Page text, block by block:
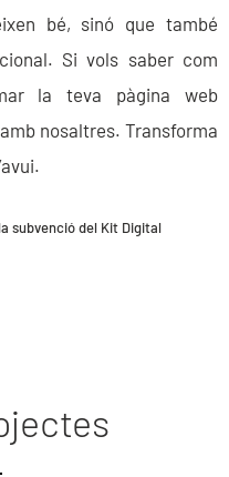
bé, sinó que també
Si vols saber com
la teva pàgina web
nosaltres. Transforma
subvenció del Kit Digital